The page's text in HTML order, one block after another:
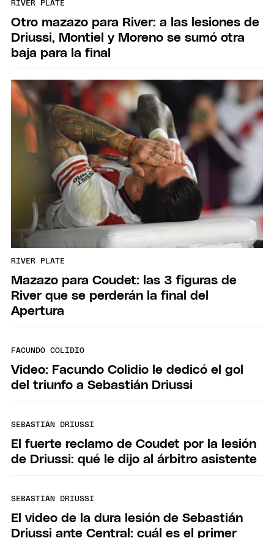
RIVER PLATE
Otro mazazo para River: a las lesiones de
Driussi, Montiel y Moreno se sumó otra
baja para la final
RIVER PLATE
Mazazo para Coudet: las 3 figuras de
River que se perderán la final del
Apertura
FACUNDO COLIDIO
Video: Facundo Colidio le dedicó el gol
del triunfo a Sebastián Driussi
SEBASTIÁN DRIUSSI
El fuerte reclamo de Coudet por la lesión
de Driussi: qué le dijo al árbitro asistente
SEBASTIÁN DRIUSSI
El video de la dura lesión de Sebastián
Driussi ante Central: cuál es el primer